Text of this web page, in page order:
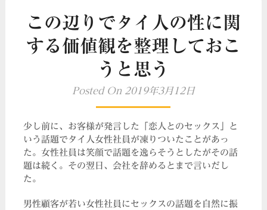
この辺りでタイ人の性に関
する価値観を整理しておこ
うと思う
Posted On 2019年3月12日
少し前に、お客様が発言した「恋人とのセックス」と
いう話題でタイ人女性社員が凍りついたことがあっ
た。女性社員は笑顔で話題を逸らそうとしたがその話
題は続く。その翌日、会社を辞めるとまで言いだし
た。
男性顧客が若い女性社員にセックスの話題を自然に振